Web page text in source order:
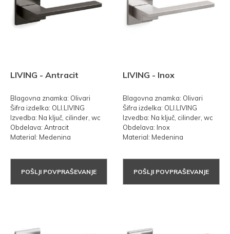
LIVING - Antracit
Blagovna znamka: Olivari
Šifra izdelka: OLI.LIVING
Izvedba: Na ključ, cilinder, wc
Obdelava: Antracit
Material: Medenina
POŠLJI POVPRAŠEVANJE
LIVING - Inox
Blagovna znamka: Olivari
Šifra izdelka: OLI.LIVING
Izvedba: Na ključ, cilinder, wc
Obdelava: Inox
Material: Medenina
POŠLJI POVPRAŠEVANJE